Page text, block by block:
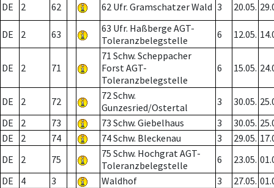
DE
2 62 62 Ufr. Gramschatzer Wald 3 20.05.
DE 2 63
63 Ufr. Haßberge AGT-
Toleranzbelegstelle
6 12.05.
DE 2 71
71 Schw. Scheppacher
Forst AGT-
Toleranzbelegstelle
6 15.05.
DE 2 72
72 Schw.
Gunzesried/Ostertal
3 30.05.
DE
2 73 73 Schw. Giebelhaus 3 30.05.
DE
2 74 74 Schw. Bleckenau 3 29.05.
DE
2 75
75 Schw. Hochgrat AGT-
Toleranzbelegstelle
6 23.05.
DE
4 3 Waldhof 3 27.05.